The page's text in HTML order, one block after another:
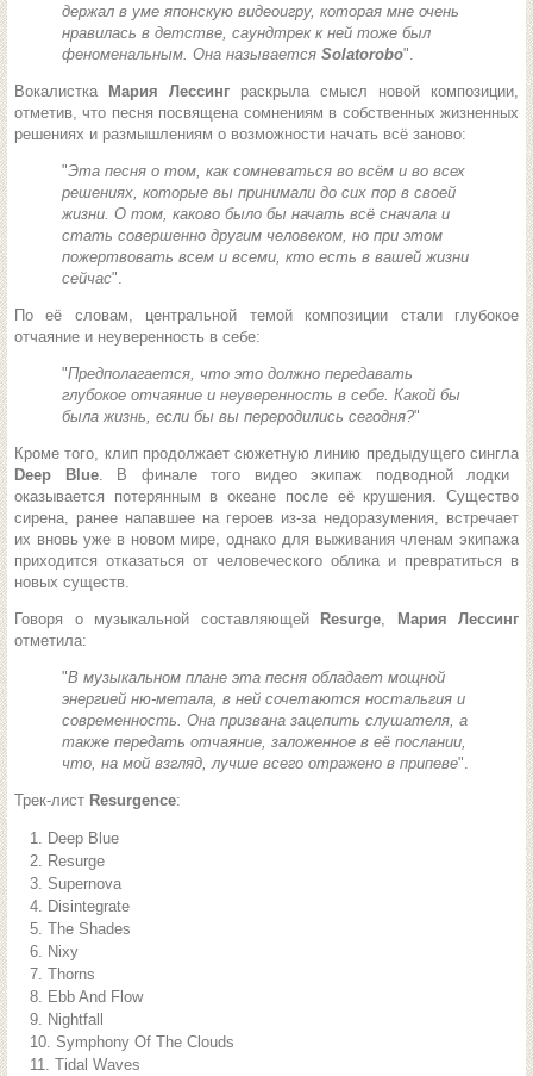
держал в уме японскую видеоигру, которая мне очень
нравилась в детстве, саундтрек к ней тоже был
феноменальным. Она называется Solatorobo".
Вокалистка Мария Лессинг раскрыла смысл новой композиции,
отметив, что песня посвящена сомнениям в собственных жизненных
решениях и размышлениям о возможности начать всё заново:
"Эта песня о том, как сомневаться во всём и во всех
решениях, которые вы принимали до сих пор в своей
жизни. О том, каково было бы начать всё сначала и
стать совершенно другим человеком, но при этом
пожертвовать всем и всеми, кто есть в вашей жизни
сейчас".
По её словам, центральной темой композиции стали глубокое
отчаяние и неуверенность в себе:
"Предполагается, что это должно передавать
глубокое отчаяние и неуверенность в себе. Какой бы
была жизнь, если бы вы переродились сегодня?"
Кроме того, клип продолжает сюжетную линию предыдущего сингла
Deep Blue. В финале того видео экипаж подводной лодки
оказывается потерянным в океане после её крушения. Существо
сирена, ранее напавшее на героев из-за недоразумения, встречает
их вновь уже в новом мире, однако для выживания членам экипажа
приходится отказаться от человеческого облика и превратиться в
новых существ.
Говоря о музыкальной составляющей Resurge,
Мария Лессинг
отметила:
"В музыкальном плане эта песня обладает мощной
энергией ню-метала, в ней сочетаются ностальгия и
современность. Она призвана зацепить слушателя, а
также передать отчаяние, заложенное в её послании,
что, на мой взгляд, лучше всего отражено в припеве".
Трек-лист Resurgence:
Deep Blue
Resurge
Supernova
Disintegrate
The Shades
Nixy
Thorns
Ebb And Flow
Nightfall
Symphony Of The Clouds
Tidal Waves